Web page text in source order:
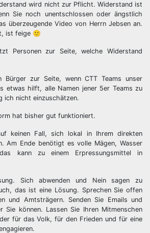
wird nicht zur Pflicht. Widerstand ist
Sie noch unentschlossen oder ängstlich
überzeugende Video von Herrn Jebsen an.
ist feige 🙂
Personen zur Seite, welche Widerstand
Bürger zur Seite, wenn CTT Teams unser
etwas hilft, alle Namen jener 5er Teams zu
ich nicht einzuschätzen.
hat bisher gut funktioniert.
keinen Fall, sich lokal in Ihrem direkten
Am Ende benötigt es volle Mägen, Wasser
kann zu einem Erpressungsmittel in
Sich abwenden und Nein sagen zu
das ist eine Lösung. Sprechen Sie offen
und Amtsträgern. Senden Sie Emails und
Sie können. Lassen Sie Ihren Mitmenschen
für das Volk, für den Frieden und für eine